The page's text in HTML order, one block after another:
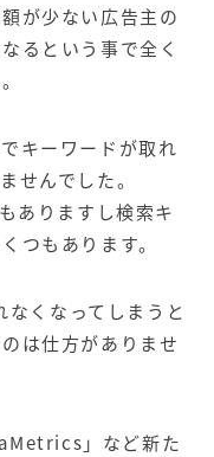
が少ない広告主の
るという事で全く
キーワードが取れ
せんでした。
ありますし検索キ
つもあります。
くなってしまうと
は仕方がありませ
」など新た